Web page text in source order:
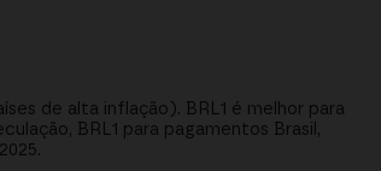
de alta inflação). BRL1 é melhor para
BRL1 para pagamentos Brasil,